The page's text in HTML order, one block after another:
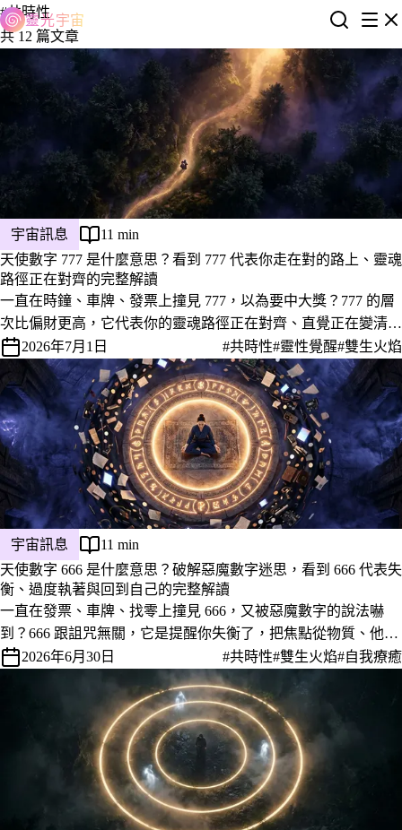
靈光宇宙
#共時性
共 12 篇文章
宇宙訊息
11 min
天使數字 777 是什麼意思？看到 777 代表你走在對的路上、靈魂
路徑正在對齊的完整解讀
一直在時鐘、車牌、發票上撞見 777，以為要中大獎？777 的層
次比偏財更高，它代表你的靈魂路徑正在對齊、直覺正在變清
晰。完整解讀它在愛情、雙生火焰、金錢與靈性覺醒上的意義，
以及看到當下該怎麼回應。
2026年7月1日 #共時性#靈性覺醒#雙生火焰
宇宙訊息
11 min
天使數字 666 是什麼意思？破解惡魔數字迷思，看到 666 代表失
衡、過度執著與回到自己的完整解讀
一直在發票、車牌、找零上撞見 666，又被惡魔數字的說法嚇
到？666 跟詛咒無關，它是提醒你失衡了，把焦點從物質、他人
眼光和恐懼拉回自己。完整解讀它在愛情、金錢、工作上的意
義，以及看到當下怎麼把自己接回來。
2026年6月30日 #共時性#雙生火焰#自我療癒